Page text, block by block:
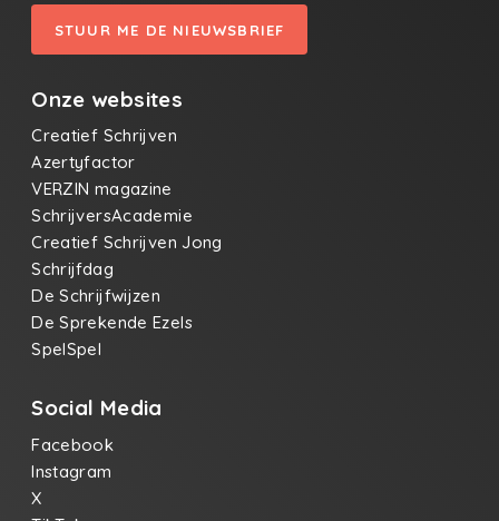
STUUR ME DE NIEUWSBRIEF
Onze websites
Creatief Schrijven
Azertyfactor
VERZIN magazine
SchrijversAcademie
Creatief Schrijven Jong
Schrijfdag
De Schrijfwijzen
De Sprekende Ezels
SpelSpel
Social Media
Facebook
Instagram
X